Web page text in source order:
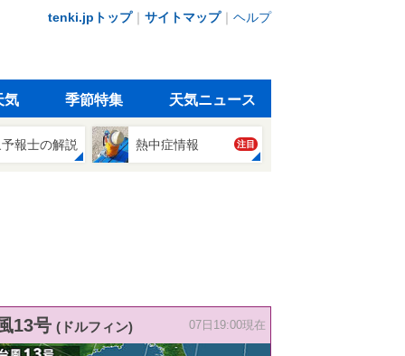
tenki.jpトップ｜ サイトマップ｜ ヘルプ
気 季節特集 天気ニュース
報士の解説 熱中症情報 注目
13号 (ドルフィン) 07日19:00現在